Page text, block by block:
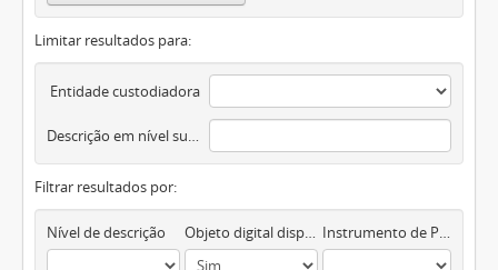
Limitar resultados para:
Entidade custodiadora
Descrição em nível superior
Filtrar resultados por:
Nível de descrição Objeto digital disponível Instrumento de Pesquisa